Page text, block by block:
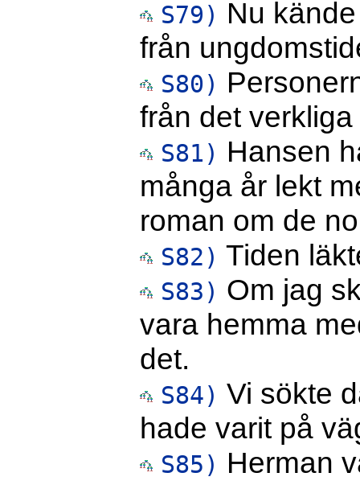
S79) Nu
från
S80)
från det verkliga
S81) Hansen
många år lekt
roman om de
S82) Tiden
S83) Om jag
vara hemma
det.
S84) Vi sökte
hade varit på
S85) Herman